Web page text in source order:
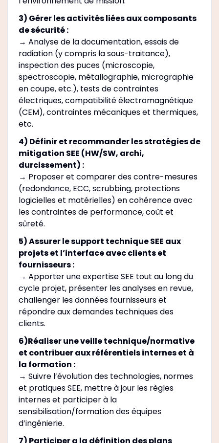
3) Gérer les activités liées aux composants
de sécurité :
→ Analyse de la documentation, essais de
radiation (y compris la sous-traitance),
inspection des puces (microscopie,
spectroscopie, métallographie, micrographie
en coupe, etc.), tests de contraintes
électriques, compatibilité électromagnétique
(CEM), contraintes mécaniques et thermiques,
etc.
4) Définir et recommander les stratégies de
mitigation SEE (HW/SW, archi,
durcissement) :
→ Proposer et comparer des contre-mesures
(redondance, ECC, scrubbing, protections
logicielles et matérielles) en cohérence avec
les contraintes de performance, coût et
sûreté.
5) Assurer le support technique SEE aux
projets et l’interface avec clients et
fournisseurs :
→ Apporter une expertise SEE tout au long du
cycle projet, présenter les analyses en revue,
challenger les données fournisseurs et
répondre aux demandes techniques des
clients.
6)Réaliser une veille technique/normative
et contribuer aux référentiels internes et à
la formation :
→ Suivre l’évolution des technologies, normes
et pratiques SEE, mettre à jour les règles
internes et participer à la
sensibilisation/formation des équipes
d’ingénierie.